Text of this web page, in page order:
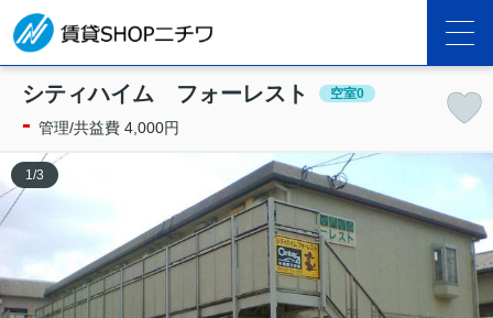
シティハイム フォーレスト 空室0
- 管理/共益費 4,000円
1 /3